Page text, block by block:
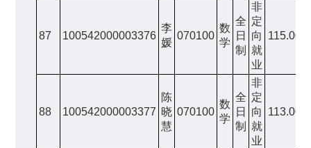
87 100542000003376
李
媛
070100
数
学
全
日
制
非
定
向
就
业
115.00
88 100542000003377
陈
晓
慧
070100
数
学
全
日
制
非
定
向
就
业
113.00